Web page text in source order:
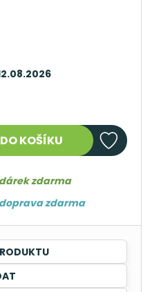
DO KOŠÍKU
zdarma
doprava zdarma